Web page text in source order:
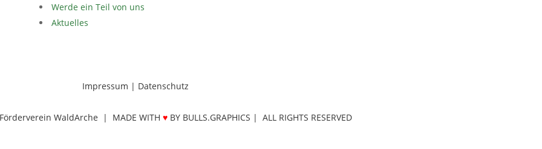
Werde ein Teil von uns
Aktuelles
Impressum | Datenschutz
Förderverein WaldArche | MADE WITH ♥︎ BY BULLS.GRAPHICS | ALL RIGHTS RESERVED